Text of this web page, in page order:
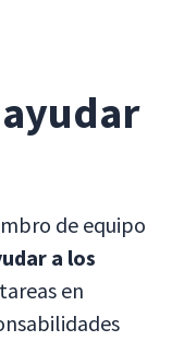
de equipo
a los
en